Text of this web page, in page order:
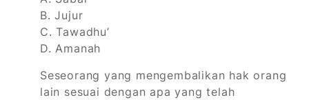
B. Jujur
C. Tawadhu’
D. Amanah
Seseorang yang mengembalikan hak orang
lain sesuai dengan apa yang telah